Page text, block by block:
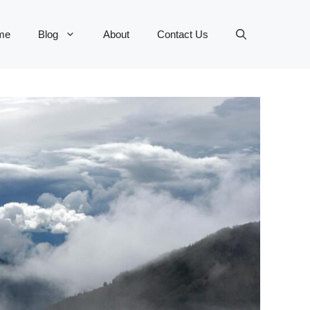
Blog About Contact Us